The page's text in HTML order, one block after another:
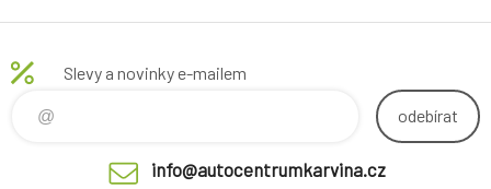
Slevy a novinky e-mailem
odebírat
info@autocentrumkarvina.cz